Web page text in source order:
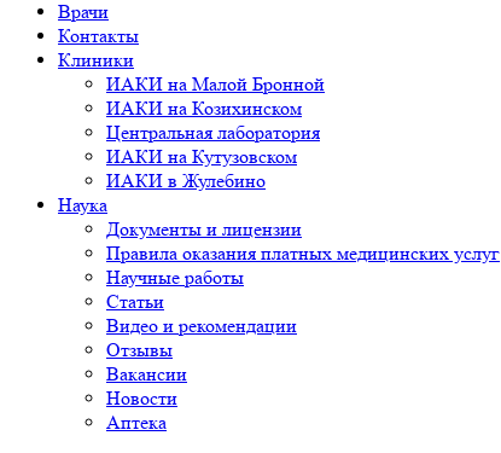
Врачи
Контакты
Клиники
ИАКИ на Малой Бронной
ИАКИ на Козихинском
Центральная лаборатория
ИАКИ на Кутузовском
ИАКИ в Жулебино
Наука
Документы и лицензии
Правила оказания платных медицинских услуг
Научные работы
Статьи
Видео и рекомендации
Отзывы
Вакансии
Новости
Аптека